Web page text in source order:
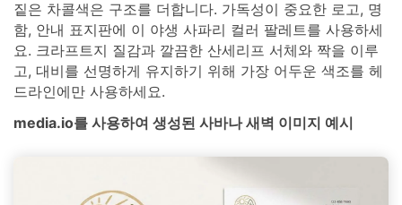
짙은 차콜색은 구조를 더합니다. 가독성이 중요한 로고, 명
함, 안내 표지판에 이 야생 사파리 컬러 팔레트를 사용하세
요. 크라프트지 질감과 깔끔한 산세리프 서체와 짝을 이루
고, 대비를 선명하게 유지하기 위해 가장 어두운 색조를 헤
드라인에만 사용하세요.
media.io를 사용하여 생성된 사바나 새벽 이미지 예시